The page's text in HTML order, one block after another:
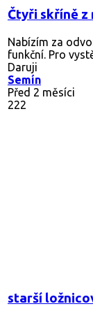
Čtyři skříně z
Nabízím za
funkční. Pro
Daruji
Semín
Před 2 měsíci
222
starší